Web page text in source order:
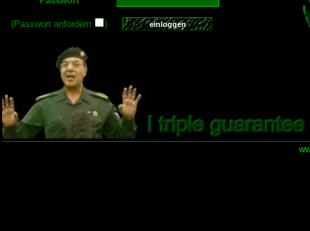
(Passwort anfordern )